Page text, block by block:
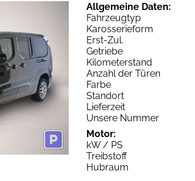
Allgemeine Daten:
Fahrzeugtyp
Karosserieform
Erst-Zul.
Getriebe
Kilometerstand
Anzahl der Türen
Farbe
Standort
Lieferzeit
Unsere Nummer
Motor:
kW / PS
Treibstoff
Hubraum